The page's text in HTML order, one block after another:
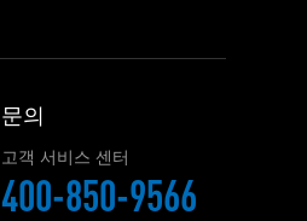
문의
고객 서비스 센터
400-850-9566